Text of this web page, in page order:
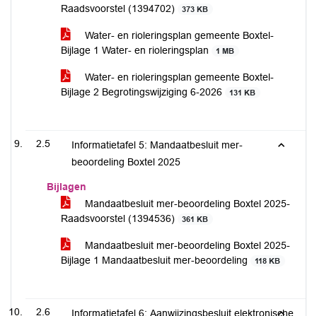
Raadsvoorstel (1394702)
373 KB
Water- en rioleringsplan gemeente Boxtel-
Bijlage 1 Water- en rioleringsplan
1 MB
Water- en rioleringsplan gemeente Boxtel-
Bijlage 2 Begrotingswijziging 6-2026
131 KB
2.5
Informatietafel 5: Mandaatbesluit mer-
beoordeling Boxtel 2025
Bijlagen
Mandaatbesluit mer-beoordeling Boxtel 2025-
Raadsvoorstel (1394536)
361 KB
Mandaatbesluit mer-beoordeling Boxtel 2025-
Bijlage 1 Mandaatbesluit mer-beoordeling
118 KB
2.6
Informatietafel 6: Aanwijzingsbesluit elektronische